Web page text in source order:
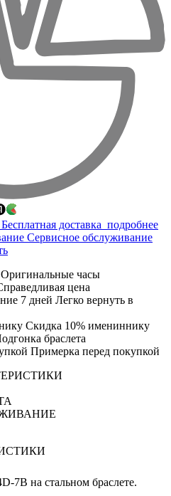
Бесплатная доставка подробнее
Сервисное обслуживание
Оригинальные часы
цена
Легко вернуть в
Скидка 10% имениннику
браслета
Примерка перед покупкой
7B на стальном браслете.